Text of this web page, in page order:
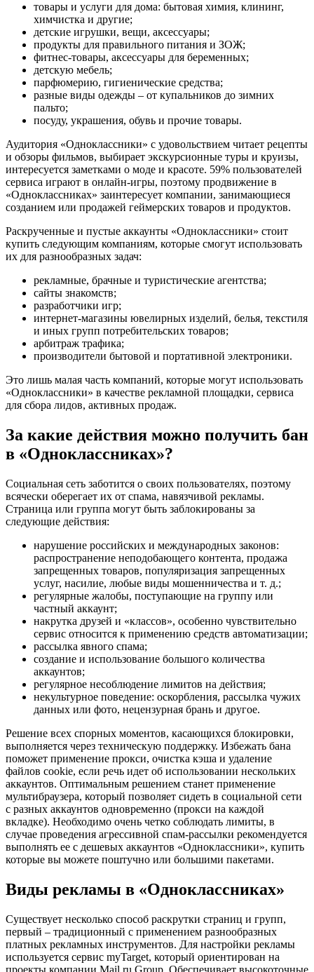
товары и услуги для дома: бытовая химия, клининг,
химчистка и другие;
детские игрушки, вещи, аксессуары;
продукты для правильного питания и ЗОЖ;
фитнес-товары, аксессуары для беременных;
детскую мебель;
парфюмерию, гигиенические средства;
разные виды одежды – от купальников до зимних
пальто;
посуду, украшения, обувь и прочие товары.
Аудитория «Одноклассники» с удовольствием читает рецепты
и обзоры фильмов, выбирает экскурсионные туры и круизы,
интересуется заметками о моде и красоте. 59% пользователей
сервиса играют в онлайн-игры, поэтому продвижение в
«Одноклассниках» заинтересует компании, занимающиеся
созданием или продажей геймерских товаров и продуктов.
Раскрученные и пустые аккаунты «Одноклассники» стоит
купить следующим компаниям, которые смогут использовать
их для разнообразных задач:
рекламные, брачные и туристические агентства;
сайты знакомств;
разработчики игр;
интернет-магазины ювелирных изделий, белья, текстиля
и иных групп потребительских товаров;
арбитраж трафика;
производители бытовой и портативной электроники.
Это лишь малая часть компаний, которые могут использовать
«Одноклассники» в качестве рекламной площадки, сервиса
для сбора лидов, активных продаж.
За какие действия можно получить бан
в «Одноклассниках»?
Социальная сеть заботится о своих пользователях, поэтому
всячески оберегает их от спама, навязчивой рекламы.
Страница или группа могут быть заблокированы за
следующие действия:
нарушение российских и международных законов:
распространение неподобающего контента, продажа
запрещенных товаров, популяризация запрещенных
услуг, насилие, любые виды мошенничества и т. д.;
регулярные жалобы, поступающие на группу или
частный аккаунт;
накрутка друзей и «классов», особенно чувствительно
сервис относится к применению средств автоматизации;
рассылка явного спама;
создание и использование большого количества
аккаунтов;
регулярное несоблюдение лимитов на действия;
некультурное поведение: оскорбления, рассылка чужих
данных или фото, нецензурная брань и другое.
Решение всех спорных моментов, касающихся блокировки,
выполняется через техническую поддержку. Избежать бана
поможет применение прокси, очистка кэша и удаление
файлов cookie, если речь идет об использовании нескольких
аккаунтов. Оптимальным решением станет применение
мультибраузера, который позволяет сидеть в социальной сети
с разных аккаунтов одновременно (прокси на каждой
вкладке). Необходимо очень четко соблюдать лимиты, в
случае проведения агрессивной спам-рассылки рекомендуется
выполнять ее с дешевых аккаунтов «Одноклассники», купить
которые вы можете поштучно или большими пакетами.
Виды рекламы в «Одноклассниках»
Существует несколько способ раскрутки страниц и групп,
первый – традиционный с применением разнообразных
платных рекламных инструментов. Для настройки рекламы
используется сервис myTarget, который ориентирован на
проекты компании Mail.ru Group. Обеспечивает высокоточные